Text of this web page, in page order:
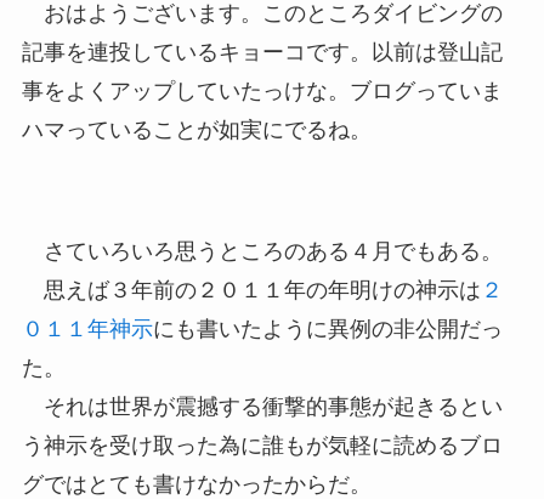
おはようございます。このところダイビングの
記事を連投しているキョーコです。以前は登山記
事をよくアップしていたっけな。ブログっていま
ハマっていることが如実にでるね。
さていろいろ思うところのある４月でもある。
思えば３年前の２０１１年の年明けの神示は ２
０１１年神示にも書いたように異例の非公開だっ
た。
それは世界が震撼する衝撃的事態が起きるとい
う神示を受け取った為に誰もが気軽に読めるブロ
グではとても書けなかったからだ。